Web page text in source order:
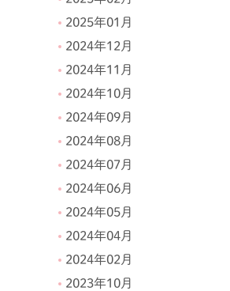
2025年01月
2024年12月
2024年11月
2024年10月
2024年09月
2024年08月
2024年07月
2024年06月
2024年05月
2024年04月
2024年02月
2023年10月